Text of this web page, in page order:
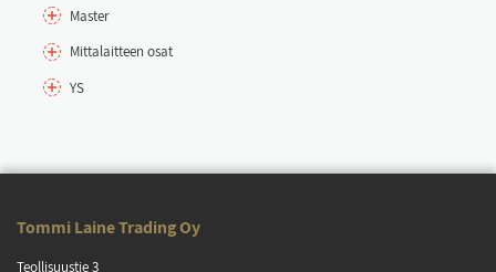
Mas­ter
Mit­ta­lait­teen osat
YS
Tom­mi Lai­ne Tra­ding Oy
Teol­li­suus­tie 3